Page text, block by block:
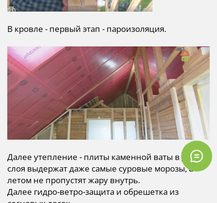
В кровле - первый этап - пароизоляция.
Далее утепление - плиты каменной ваты в два
слоя выдержат даже самые суровые морозы, а
летом не пропустят жару внутрь.
Далее гидро-ветро-защита и обрешетка из